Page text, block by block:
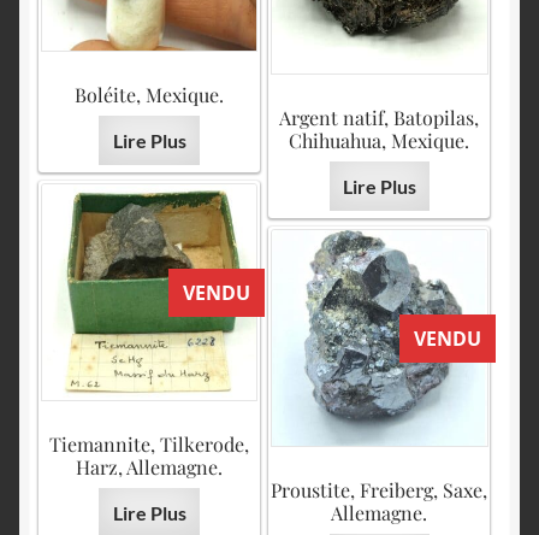
Boléite, Mexique.
Lire Plus
Argent natif, Batopilas,
Chihuahua, Mexique.
Lire Plus
VENDU
Tiemannite, Tilkerode,
Harz, Allemagne.
Lire Plus
VENDU
Proustite, Freiberg, Saxe,
Allemagne.